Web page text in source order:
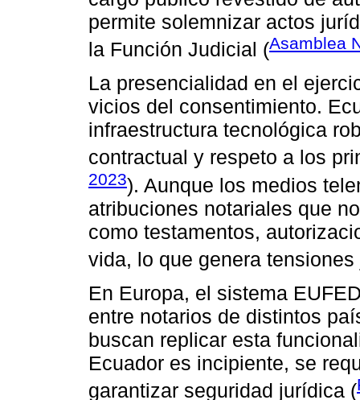
permite solemnizar actos
la Función Judicial (Asamblea
La presencialidad en el
vicios del consentimiento.
infraestructura tecnológica
contractual y respeto a los
2023). Aunque los medios
atribuciones notariales que
como testamentos,
vida, lo que genera
En Europa, el sistema
entre notarios de distintos
buscan replicar esta
Ecuador es incipiente, se
garantizar seguridad jurídica (